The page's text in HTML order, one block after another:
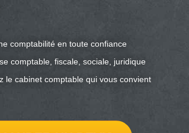
comptabilité en toute confiance
comptable, fiscale, sociale, juridique
le cabinet comptable qui vous convient